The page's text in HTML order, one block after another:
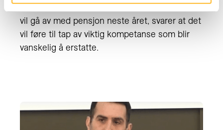
En av tre av bedriftene som har ansatte som
vil gå av med pensjon neste året, svarer at det
vil føre til tap av viktig kompetanse som blir
vanskelig å erstatte.